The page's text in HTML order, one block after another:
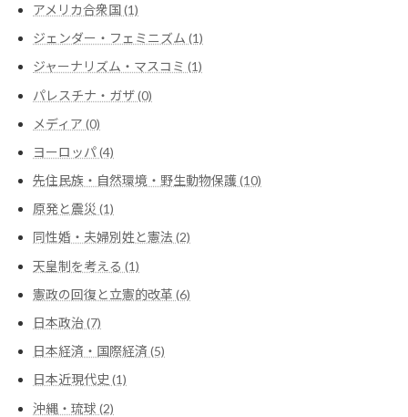
アメリカ合衆国 (1)
ジェンダー・フェミニズム (1)
ジャーナリズム・マスコミ (1)
パレスチナ・ガザ (0)
メディア (0)
ヨーロッパ (4)
先住民族・自然環境・野生動物保護 (10)
原発と震災 (1)
同性婚・夫婦別姓と憲法 (2)
天皇制を考える (1)
憲政の回復と立憲的改革 (6)
日本政治 (7)
日本経済・国際経済 (5)
日本近現代史 (1)
沖縄・琉球 (2)